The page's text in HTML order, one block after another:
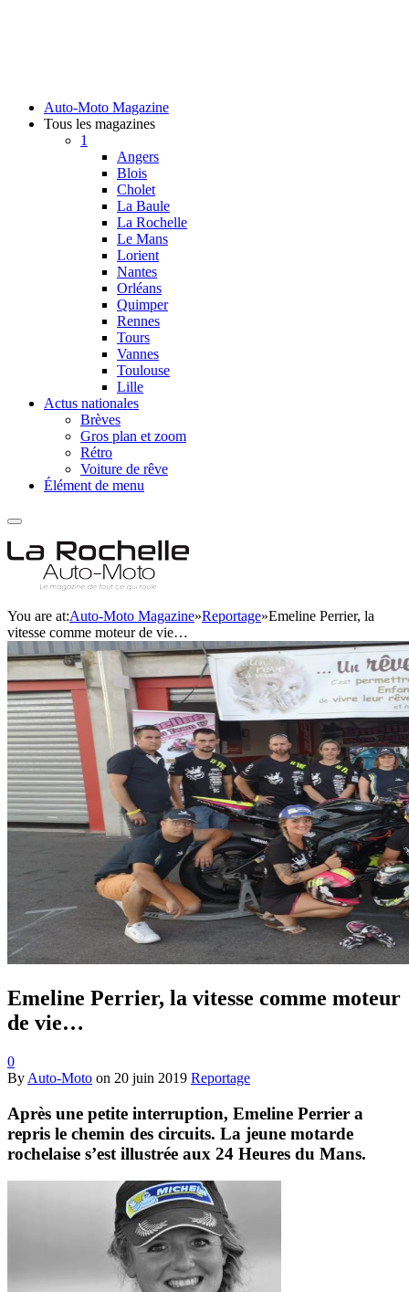
Auto-Moto Magazine
Tous les magazines
1
Angers
Blois
Cholet
La Baule
La Rochelle
Le Mans
Lorient
Nantes
Orléans
Quimper
Rennes
Tours
Vannes
Toulouse
Lille
Actus nationales
Brèves
Gros plan et zoom
Rétro
Voiture de rêve
Élément de menu
You are at:Auto-Moto Magazine»Reportage»Emeline Perrier, la
vitesse comme moteur de vie…
Emeline Perrier, la vitesse comme moteur
de vie…
0
By Auto-Moto on 20 juin 2019 Reportage
Après une petite interruption, Emeline Perrier a
repris le chemin des circuits. La jeune motarde
rochelaise s’est illustrée aux 24 Heures du Mans.